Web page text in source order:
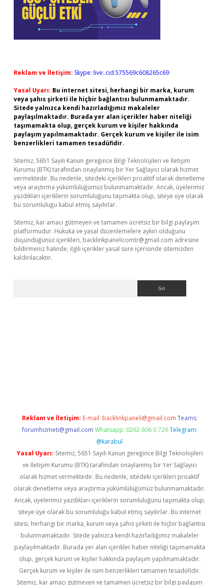
Reklam ve İletişim: Skype: live:.cid.575569c608265c69
Yasal Uyarı: Bu internet sitesi, herhangi bir marka, kurum
veya şahıs şirketi ile hiçbir bağlantısı bulunmamaktadır.
Sitede yalnızca kendi hazırladığımız makaleler
paylaşılmaktadır. Burada yer alan içerikler haber niteliği
taşımamakta olup, gerçek kurum ve kişiler hakkında
paylaşım yapılmamaktadır. Gerçek kurum ve kişiler ile isim
benzerlikleri tamamen tesadüfidir.
Sitemiz, 5651 Sayılı Kanun gereğince Bilgi Teknolojileri ve İletişim
Kurumu (BTK) tarafından onaylanmış bir Yer Sağlayıcı olarak hizmet
vermektedir. Bu nedenle, sitedeki içerikleri proaktif olarak denetleme
veya araştırma yükümlülüğümüz bulunmamaktadır. Ancak, üyelerimiz
yazdıkları içeriklerin sorumluluğunu taşımakta olup, siteye üye olarak
bu sorumluluğu kabul etmiş sayılırlar.
Sitemiz, kar amacı gütmeyen ve tamamen ücretsiz bir bilgi paylaşım
platformudur. Hukuka ve yasal düzenlemelere aykırı olduğunu
düşündüğünüz içerikleri, backlinkpanelicomtr@gmail.com adresine
bildirmeniz halinde, ilgili içerikler yasal süre içerisinde sitemizden
kaldırılacaktır.
Reklam ve İletişim: E-mail: backlinkpaneli@gmail.com Teams:
forumhizmeti@gmail.com Whatsapp: 0262 606 0 726 Telegram:
@karabul
Yasal Uyarı: Sitemiz, 5651 Sayılı Kanun gereğince Bilgi Teknolojileri
ve İletişim Kurumu (BTK) tarafından onaylanmış bir Yer Sağlayıcı
olarak hizmet vermektedir. Bu nedenle, sitedeki içerikleri proaktif
olarak denetleme veya araştırma yükümlülüğümüz bulunmamaktadır.
Ancak, üyelerimiz yazdıkları içeriklerin sorumluluğunu taşımakta olup,
siteye üye olarak bu sorumluluğu kabul etmiş sayılırlar. Bu internet
sitesi, herhangi bir marka, kurum veya şahıs şirketi ile hiçbir bağlantısı
bulunmamaktadır. Sitede yalnızca kendi hazırladığımız makaleler
paylaşılmaktadır. Burada yer alan içerikler haber niteliği taşımamakta
olup, gerçek kurum ve kişiler hakkında paylaşım yapılmamaktadır.
Gerçek kurum ve kişiler ile isim benzerlikleri tamamen tesadüfidir.
Sitemiz, kar amacı gütmeyen ve tamamen ücretsiz bir bilgi paylaşım